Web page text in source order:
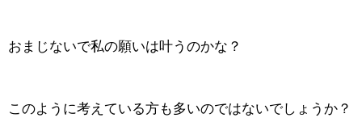
おまじないで私の願いは叶うのかな？
このように考えている方も多いのではないでしょうか？